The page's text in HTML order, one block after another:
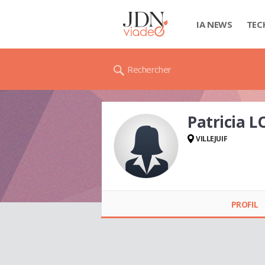
IA NEWS
Rechercher
Patricia
VILLEJUIF
PROFIL